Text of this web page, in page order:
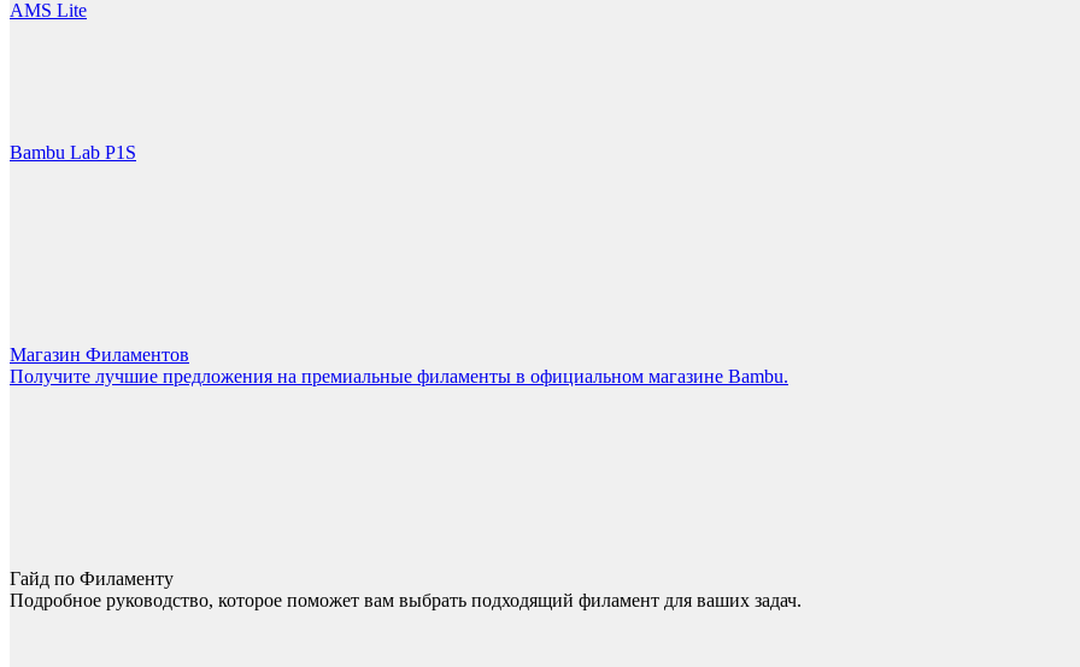
LET'S GO!
AMS Lite
Bambu Lab P1S
Магазин Филаментов
Получите лучшие предложения на премиальные филаменты в официальном магазине Bambu.
Гайд по Филаменту
Подробное руководство, которое поможет вам выбрать подходящий филамент для ваших задач.